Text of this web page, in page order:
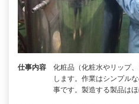
仕事内容
化粧品（化粧水やリップ
します。作業はシンプル
事です。製造する製品は